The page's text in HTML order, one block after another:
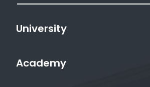
University
Academy